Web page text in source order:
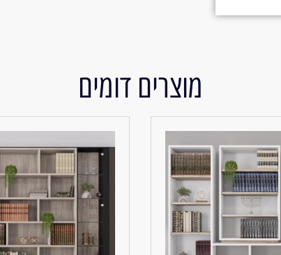
מוצרים דומים